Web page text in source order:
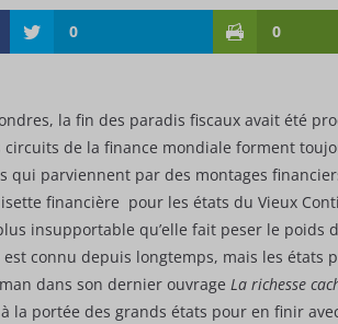
0 0
la fin des paradis fiscaux avait été
circuits de la finance mondiale forment
qui parviennent par des montages
financière pour les états du Vieux
insupportable qu’elle fait peser le poids
connu depuis longtemps, mais les états
dans son dernier ouvrage La richesse
la portée des grands états pour en finir